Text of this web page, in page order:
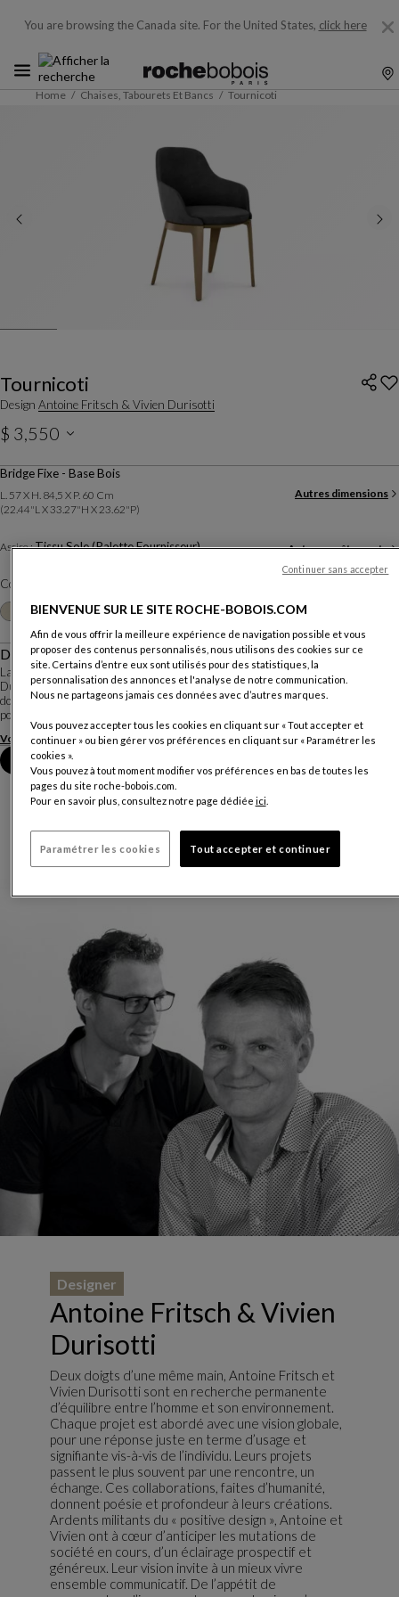
You are browsing the Canada site. For the United States, click here
Home Chaises, Tabourets Et Bancs Tournicoti
Tournicoti
Design Antoine Fritsch & Vivien Durisotti
$ 3,550
Prix hors livraison, valable au Canada.
Bridge Fixe - Base Bois
L. 57 X H. 84,5 X P. 60 Cm
(22.44"l X 33.27"h X 23.62"p)
Autres dimensions
Assise :Tissu Sole (Palette Fournisseur) Autres revêtements
Coloris :
+22
Description
La chaise et le bridge Tournicoti ont été dessinés par Antoine Fritsch & Vivien
Durisotti. L'idée, fonctionnelle et originale, est celle d'une chaise rotative qui
donne un confort d'utilisation particulier : plus besoin de la soulever
pour sortir de ...
Voir plus Télécharger la fiche technique
Antoine Fritsch & Vivien
Durisotti
Designer
Deux doigts d’une même main, Antoine Fritsch et
Vivien Durisotti sont en recherche permanente
d’équilibre entre l’homme et son environnement.
Chaque projet est abordé avec une vision globale,
pour une réponse juste en terme d’usage et
signifiante vis-à-vis de l’individu. Leurs projets
passent le plus souvent par une rencontre, un
échange. Ces collaborations, faites d’humanité,
donnent poésie et profondeur à leurs créations.
Ardents militants du « positive design », Antoine et
Vivien ont à cœur d’anticiper les mutations de
société en cours, d’un éclairage prospectif et
généreux. Leur vision invite à un mieux vivre
ensemble communicatif. De l’appétit de
BIENVENUE SUR LE SITE ROCHE-BOBOIS.COM
Afin de vous offrir la meilleure expérience de navigation possible et vous
proposer des contenus personnalisés, nous utilisons des cookies sur ce
site. Certains d’entre eux sont utilisés pour des statistiques, la
personnalisation des annonces et l'analyse de notre communication.
Nous ne partageons jamais ces données avec d’autres marques.
Vous pouvez accepter tous les cookies en cliquant sur « Tout accepter et
continuer » ou bien gérer vos préférences en cliquant sur « Paramétrer les
cookies ».
Vous pouvez à tout moment modifier vos préférences en bas de toutes les
pages du site roche-bobois.com.
Pour en savoir plus, consultez notre page dédiée ici.
Paramétrer les cookies Tout accepter et continuer
Continuer sans accepter